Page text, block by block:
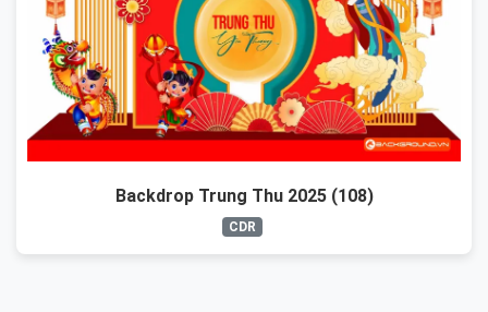
Backdrop Trung Thu 2025 (108)
CDR